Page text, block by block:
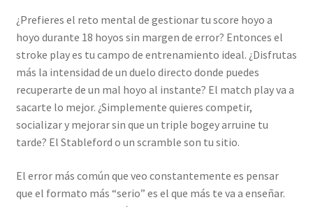
¿Prefieres el reto mental de gestionar tu score hoyo a
hoyo durante 18 hoyos sin margen de error? Entonces el
stroke play es tu campo de entrenamiento ideal. ¿Disfrutas
más la intensidad de un duelo directo donde puedes
recuperarte de un mal hoyo al instante? El match play va a
sacarte lo mejor. ¿Simplemente quieres competir,
socializar y mejorar sin que un triple bogey arruine tu
tarde? El Stableford o un scramble son tu sitio.
El error más común que veo constantemente es pensar
que el formato más “serio” es el que más te va a enseñar.